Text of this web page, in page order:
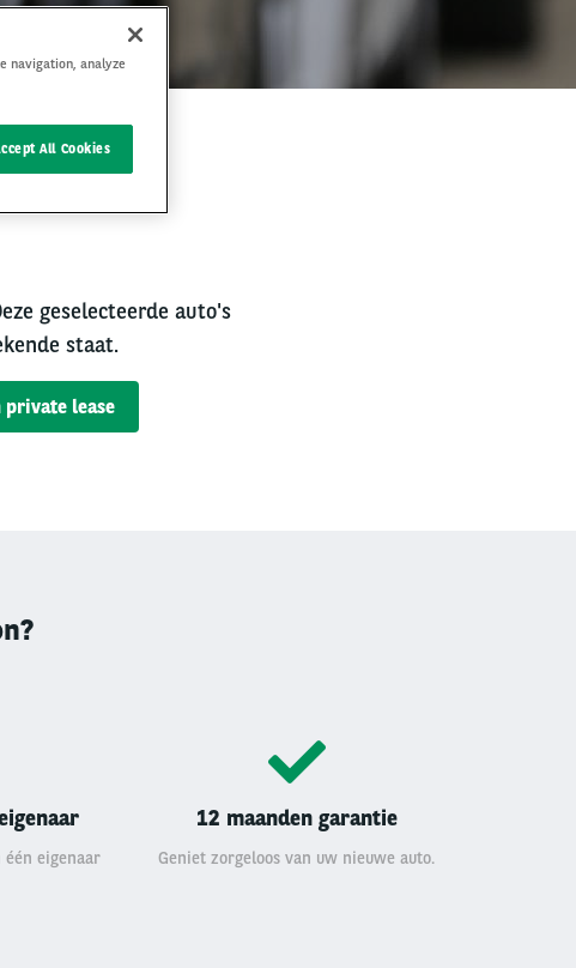
geselecteerde auto's
staat.
private lease
één eigenaar
12 maanden garantie
Geniet zorgeloos van uw nieuwe auto.
navigation, analyze
All Cookies